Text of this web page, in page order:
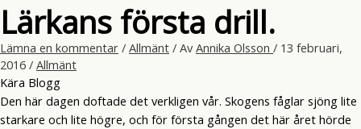
Lärkans första drill.
Lämna en kommentar / Allmänt / Av Annika Olsson / 13 februari,
2016 / Allmänt
Kära Blogg
Den här dagen doftade det verkligen vår. Skogens fåglar sjöng lite
starkare och lite högre, och för första gången det här året hörde